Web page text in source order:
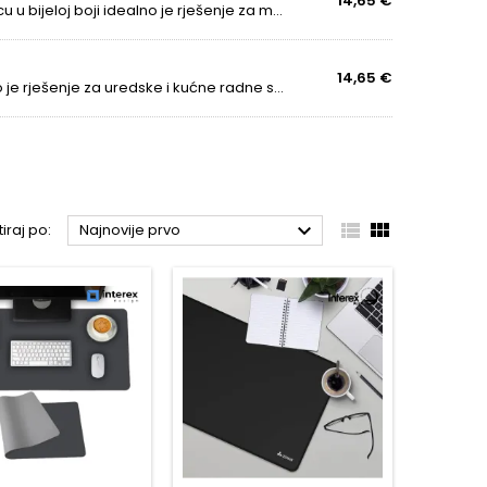
Praktičan i ergonomski podesiv podmetač za tipkovnicu u bijeloj boji idealno je rješenje za moderne uredske prostore i domaće radne prostore. Omogućava ugodnu izmjenu tipkovnice ispod radne ploče, štedeći prostor na stolu i doprinoseći pravilnoj...
Praktičan i ergonomski crni klizač za tipkovnicu idealno je rješenje za uredske i kućne radne stolove. Omogućuje udobno izvlačenje tipkovnice ispod radne površine, čime štedi prostor na stolu i poboljšava ergonomiju pri radu. Klizač je opremljen...
14,65 €
po: Najnovije prvo   